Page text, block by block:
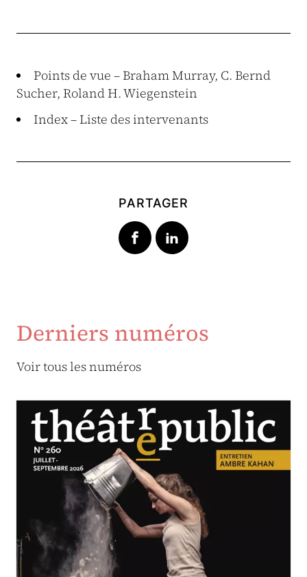
Points de vue – Braham Murray, C. Bernd
Sucher, Roland H. Wiegenstein
Index – Liste des intervenants
PARTAGER
Derniers numéros
Voir tous les numéros